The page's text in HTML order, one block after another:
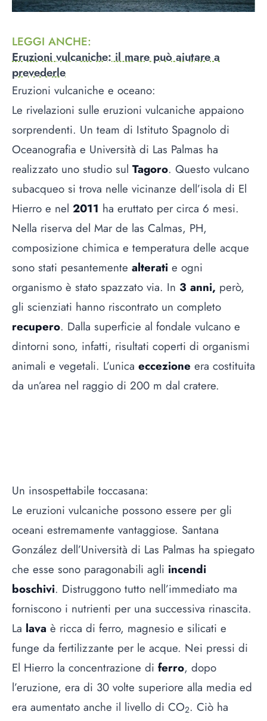
LEGGI ANCHE:
Eruzioni vulcaniche: il mare può aiutare a
prevederle
Eruzioni vulcaniche e oceano:
Le rivelazioni sulle eruzioni vulcaniche appaiono
sorprendenti. Un team di Istituto Spagnolo di
Oceanografia e Università di Las Palmas ha
realizzato uno studio sul Tagoro. Questo vulcano
subacqueo si trova nelle vicinanze dell’isola di El
Hierro e nel 2011 ha eruttato per circa 6 mesi.
Nella riserva del Mar de las Calmas, PH,
composizione chimica e temperatura delle acque
sono stati pesantemente alterati e ogni
organismo è stato spazzato via. In 3 anni, però,
gli scienziati hanno riscontrato un completo
recupero. Dalla superficie al fondale vulcano e
dintorni sono, infatti, risultati coperti di organismi
animali e vegetali. L’unica eccezione era costituita
da un’area nel raggio di 200 m dal cratere.
Un insospettabile toccasana:
Le eruzioni vulcaniche possono essere per gli
oceani estremamente vantaggiose. Santana
González dell’Università di Las Palmas ha spiegato
che esse sono paragonabili agli incendi
boschivi. Distruggono tutto nell’immediato ma
forniscono i nutrienti per una successiva rinascita.
La lava è ricca di ferro, magnesio e silicati e
funge da fertilizzante per le acque. Nei pressi di
El Hierro la concentrazione di ferro, dopo
l’eruzione, era di 30 volte superiore alla media ed
era aumentato anche il livello di CO2. Ciò ha